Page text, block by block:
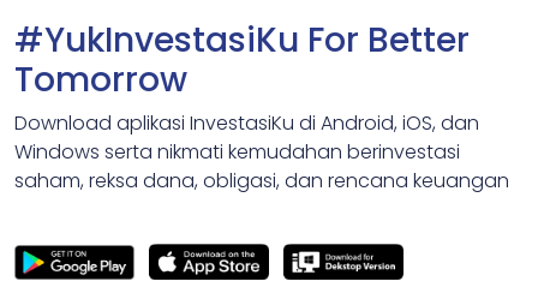
#YukInvestasiKu For Better
Tomorrow
Download aplikasi InvestasiKu di Android, iOS, dan
Windows serta nikmati kemudahan berinvestasi
saham, reksa dana, obligasi, dan rencana keuangan